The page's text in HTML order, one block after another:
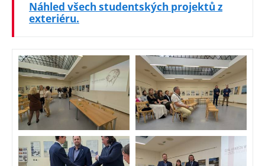
Náhled všech studentských projektů z
exteriéru.